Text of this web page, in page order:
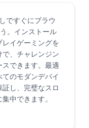
ですぐにブラウ
。インストール
イゲーミングを
、チャレンジン
できます。最適
のモダンデバイ
し、完璧なスロ
中できます。